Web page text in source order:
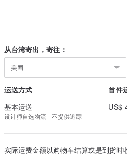
从台湾寄出，寄往：
美国
运送方式 首件
基本运送
US$
设计师自选物流 | 不提供追踪
实际运费金额以购物车结算或是到货时